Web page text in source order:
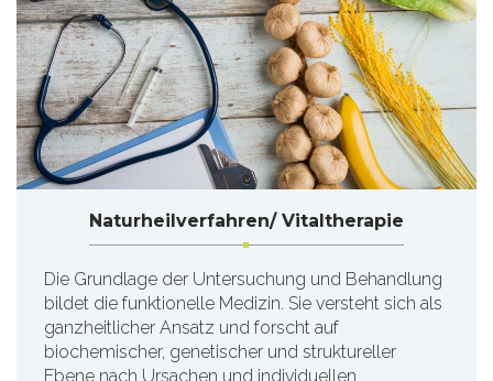
Naturheilverfahren/ Vitaltherapie
Die Grundlage der Untersuchung und Behandlung
bildet die funktionelle Medizin. Sie versteht sich als
ganzheitlicher Ansatz und forscht auf
biochemischer, genetischer und struktureller
Ebene nach Ursachen und individuellen